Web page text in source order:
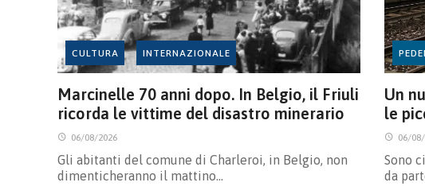
CULTURA INTERNAZIONALE
Marcinelle 70 anni dopo. In Belgio, il Friuli
ricorda le vittime del disastro minerario
06/08/2026
Gli abitanti del comune di Charleroi, in Belgio, non
dimenticheranno il mattino…
Un
le
06/
Sono
da